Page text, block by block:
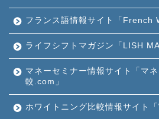
フランス語情報サイト「French
ライフシフトマガジン「LISH
マネーセミナー情報サイト「マ
較.com」
ホワイトニング比較情報サイト